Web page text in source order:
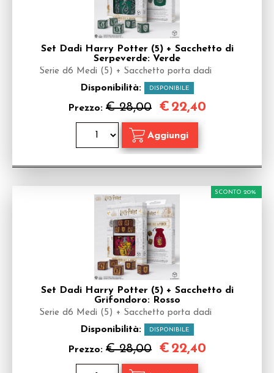
Set Dadi Harry Potter (5) + Sacchetto di
Serpeverde: Verde
Serie d6 Medi (5) + Sacchetto porta dadi
Disponibilità: DISPONIBILE
Prezzo: € 28,00 € 22,40
Set Dadi Harry Potter (5) + Sacchetto di
Grifondoro: Rosso
Serie d6 Medi (5) + Sacchetto porta dadi
Disponibilità: DISPONIBILE
Prezzo: € 28,00
SCONTO 20%
€ 22,40